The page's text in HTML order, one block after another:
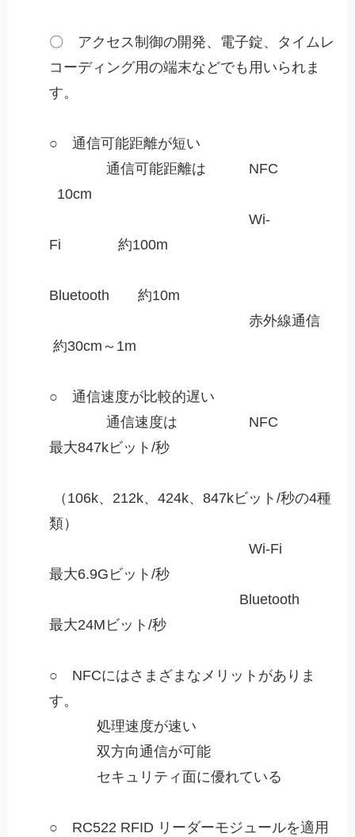
〇 アクセス制御の開発、電子錠、タイムレ
コーディング用の端末などでも用いられま
す。
○ 通信可能距離が短い
通信可能距離は NFC
10cm
Wi-
Fi 約100m
Bluetooth 約10m
赤外線通信
約30cm～1m
○ 通信速度が比較的遅い
通信速度は NFC
最大847kビット/秒
（106k、212k、424k、847kビット/秒の4種
類）
Wi-Fi
最大6.9Gビット/秒
Bluetooth
最大24Mビット/秒
○ NFCにはさまざまなメリットがありま
す。
処理速度が速い
双方向通信が可能
セキュリティ面に優れている
○ RC522 RFID リーダーモジュールを適用